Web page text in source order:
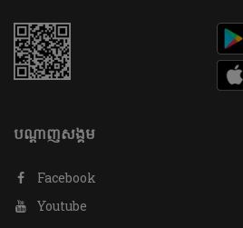
បណ្តាញសង្គម
Facebook
Youtube